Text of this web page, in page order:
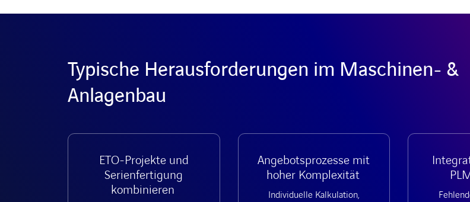
Typische Herausforderungen im Maschinen- &
Anlagenbau
ETO-Projekte und
Serienfertigung
kombinieren
Angebotsprozesse mit
hoher Komplexität
Individuelle Kalkulation,